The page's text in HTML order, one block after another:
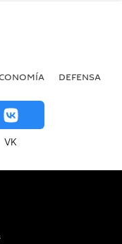
DEFENSA
VK